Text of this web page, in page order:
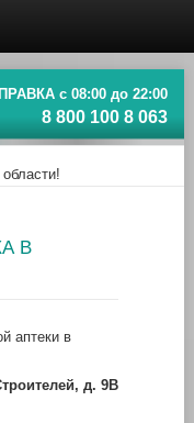
с 08:00 до 22:00
8 800 100 8 063
В
аптеки в
д. 9В